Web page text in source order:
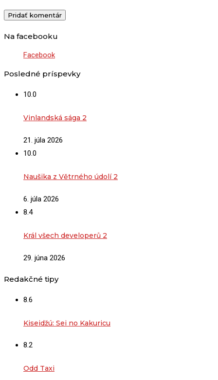
Na facebooku
Facebook
Posledné príspevky
10.0
Vinlandská sága 2
21. júla 2026
10.0
Naušika z Větrného údolí 2
6. júla 2026
8.4
Král všech developerů 2
29. júna 2026
Redakčné tipy
8.6
Kiseidžú: Sei no Kakuricu
8.2
Odd Taxi